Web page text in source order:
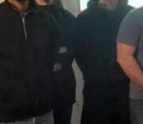
Qualität und
der Installation von
wir nur hochwertige
und gewährleisten,
nur effizient, sondern